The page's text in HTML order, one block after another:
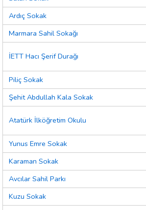
Ardıç Sokak
Marmara Sahil Sokağı
İETT Hacı Şerif Durağı
Piliç Sokak
Şehit Abdullah Kala Sokak
Atatürk İlköğretim Okulu
Yunus Emre Sokak
Karaman Sokak
Avcılar Sahil Parkı
Kuzu Sokak